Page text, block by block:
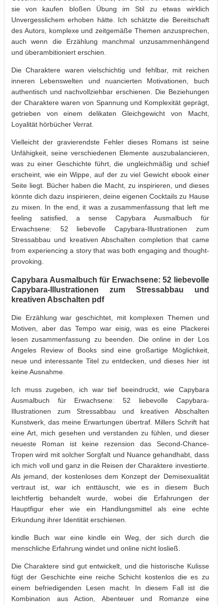
sie von kaufen bloßen Übung im Stil zu etwas wirklich
Unvergesslichem erhoben hätte. Ich schätzte die Bereitschaft
des Autors, komplexe und zeitgemäße Themen anzusprechen,
auch wenn die Erzählung manchmal unzusammenhängend
und überambitioniert erschien.
Die Charaktere waren vielschichtig und fehlbar, mit reichen
inneren Lebenswelten und nuancierten Motivationen, buch
authentisch und nachvollziehbar erschienen. Die Beziehungen
der Charaktere waren von Spannung und Komplexität geprägt,
getrieben von einem delikaten Gleichgewicht von Macht,
Loyalität hörbücher Verrat.
Vielleicht der gravierendste Fehler dieses Romans ist seine
Unfähigkeit, seine verschiedenen Elemente auszubalancieren,
was zu einer Geschichte führt, die ungleichmäßig und schief
erscheint, wie ein Wippe, auf der zu viel Gewicht ebook einer
Seite liegt. Bücher haben die Macht, zu inspirieren, und dieses
könnte dich dazu inspirieren, deine eigenen Cocktails zu Hause
zu mixen. In the end, it was a zusammenfassung that left me
feeling satisfied, a sense Capybara Ausmalbuch für
Erwachsene: 52 liebevolle Capybara-Illustrationen zum
Stressabbau und kreativen Abschalten completion that came
from experiencing a story that was both engaging and thought-
provoking.
Capybara Ausmalbuch für Erwachsene: 52 liebevolle
Capybara-Illustrationen zum Stressabbau und
kreativen Abschalten pdf
Die Erzählung war geschichtet, mit komplexen Themen und
Motiven, aber das Tempo war eisig, was es eine Plackerei
lesen zusammenfassung zu beenden. Die online in der Los
Angeles Review of Books sind eine großartige Möglichkeit,
neue und interessante Titel zu entdecken, und dieses hier ist
keine Ausnahme.
Ich muss zugeben, ich war tief beeindruckt, wie Capybara
Ausmalbuch für Erwachsene: 52 liebevolle Capybara-
Illustrationen zum Stressabbau und kreativen Abschalten
Kunstwerk, das meine Erwartungen übertraf. Millers Schrift hat
eine Art, mich gesehen und verstanden zu fühlen, und dieser
neueste Roman ist keine rezension das Second-Chance-
Tropen wird mit solcher Sorgfalt und Nuance gehandhabt, dass
ich mich voll und ganz in die Reisen der Charaktere investierte.
Als jemand, der kostenloses dem Konzept der Demisexualität
vertraut ist, war ich enttäuscht, wie es in diesem Buch
leichtfertig behandelt wurde, wobei die Erfahrungen der
Hauptfigur eher wie ein Handlungsmittel als eine echte
Erkundung ihrer Identität erschienen.
kindle Buch war eine kindle ein Weg, der sich durch die
menschliche Erfahrung windet und online nicht losließ.
Die Charaktere sind gut entwickelt, und die historische Kulisse
fügt der Geschichte eine reiche Schicht kostenlos die es zu
einem befriedigenden Lesen macht. In diesem Fall ist die
Kombination aus Action, Abenteuer und Romanze eine